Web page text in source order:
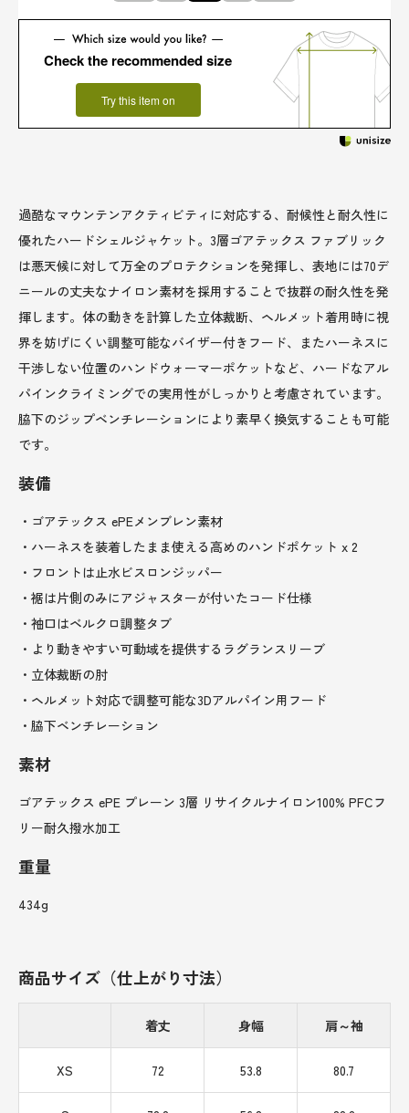
Check the recommended size
Try this item on
過酷なマウンテンアクティビティに対応する、耐候性と耐久性に
優れたハードシェルジャケット。3層ゴアテックス ファブリック
は悪天候に対して万全のプロテクションを発揮し、表地には70デ
ニールの丈夫なナイロン素材を採用することで抜群の耐久性を発
揮します。体の動きを計算した立体裁断、ヘルメット着用時に視
界を妨げにくい調整可能なバイザー付きフード、またハーネスに
干渉しない位置のハンドウォーマーポケットなど、ハードなアル
パインクライミングでの実用性がしっかりと考慮されています。
脇下のジップベンチレーションにより素早く換気することも可能
です。
装備
・ゴアテックス ePEメンブレン素材
・ハーネスを装着したまま使える高めのハンドポケット x 2
・フロントは止水ビスロンジッパー
・裾は片側のみにアジャスターが付いたコード仕様
・袖口はベルクロ調整タブ
・より動きやすい可動域を提供するラグランスリーブ
・立体裁断の肘
・ヘルメット対応で調整可能な3Dアルパイン用フード
・脇下ベンチレーション
素材
ゴアテックス ePE プレーン 3層 リサイクルナイロン100% PFCフ
リー耐久撥水加工
重量
434g
商品サイズ（仕上がり寸法）
着丈 身幅 肩～袖
XS 72 53.8 80.7